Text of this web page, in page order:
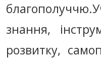
знання,
розвитку,